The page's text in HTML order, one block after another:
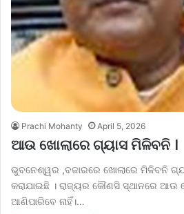
Prachi Mohanty April 5, 2026
ଆଉ ଖୋଲାରେ ଗ୍ୟାସ ମିଳିବନି ।
ଭୁବନେଶ୍ୱର ,ବଜାରରେ ଖୋଲାରେ ମିଳିବନି
କରାଯାଇଛି । ରାଜ୍ୟର କୌଣସି ସ୍ଥାନରେ ଆଉ
ଆଣିପାରିବେ ନାହିଁ।…